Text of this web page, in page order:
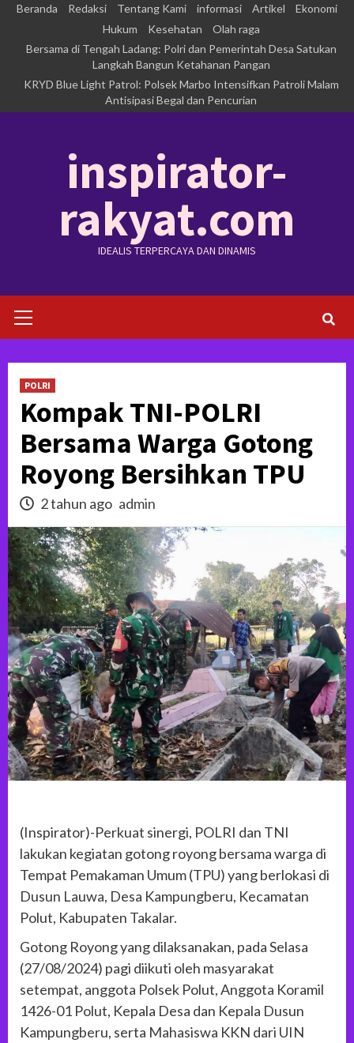
Skip
content
Beranda Redaksi Tentang Kami informasi Artikel
Ekonomi
Hukum
Kesehatan
Olah raga
Bersama di Tengah Ladang: Polri dan Pemerintah Desa Satukan
Langkah Bangun Ketahanan Pangan
KRYD Blue Light Patrol: Polsek Marbo Intensifkan Patroli Malam
Antisipasi Begal dan Pencurian
inspirator-
rakyat.com
IDEALIS TERPERCAYA DAN DINAMIS
Menu
POLRI
Kompak TNI-POLRI
Bersama Warga Gotong
Royong Bersihkan TPU
2 tahun ago admin
(Inspirator)-Perkuat sinergi, POLRI dan TNI
lakukan kegiatan gotong royong bersama warga di
Tempat Pemakaman Umum (TPU) yang berlokasi di
Dusun Lauwa, Desa Kampungberu, Kecamatan
Polut, Kabupaten Takalar.
Gotong Royong yang dilaksanakan, pada Selasa
(27/08/2024) pagi diikuti oleh masyarakat
setempat, anggota Polsek Polut, Anggota Koramil
1426-01 Polut, Kepala Desa dan Kepala Dusun
Kampungberu, serta Mahasiswa KKN dari UIN